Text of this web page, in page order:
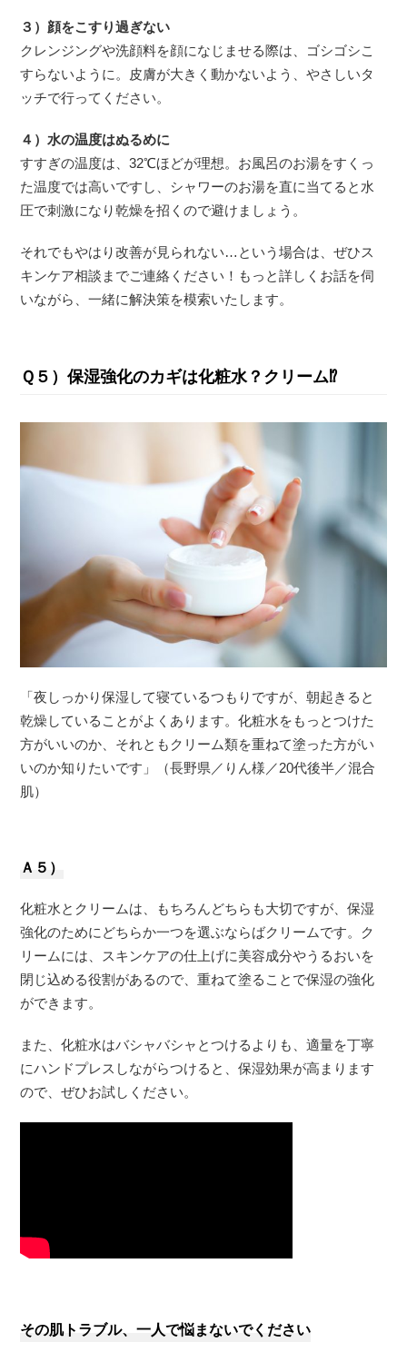
３）顔をこすり過ぎない
クレンジングや洗顔料を顔になじませる際は、ゴシゴシこ
すらないように。皮膚が大きく動かないよう、やさしいタ
ッチで行ってください。
４）水の温度はぬるめに
すすぎの温度は、32℃ほどが理想。お風呂のお湯をすくっ
た温度では高いですし、シャワーのお湯を直に当てると水
圧で刺激になり乾燥を招くので避けましょう。
それでもやはり改善が見られない…という場合は、ぜひス
キンケア相談までご連絡ください！もっと詳しくお話を伺
いながら、一緒に解決策を模索いたします。
Ｑ５）保湿強化のカギは化粧水？クリーム⁉︎
「夜しっかり保湿して寝ているつもりですが、朝起きると
乾燥していることがよくあります。化粧水をもっとつけた
方がいいのか、それともクリーム類を重ねて塗った方がい
いのか知りたいです」（長野県／りん様／20代後半／混合
肌）
Ａ５）
化粧水とクリームは、もちろんどちらも大切ですが、保湿
強化のためにどちらか一つを選ぶならばクリームです。ク
リームには、スキンケアの仕上げに美容成分やうるおいを
閉じ込める役割があるので、重ねて塗ることで保湿の強化
ができます。
また、化粧水はバシャバシャとつけるよりも、適量を丁寧
にハンドプレスしながらつけると、保湿効果が高まります
ので、ぜひお試しください。
その肌トラブル、一人で悩まないでください